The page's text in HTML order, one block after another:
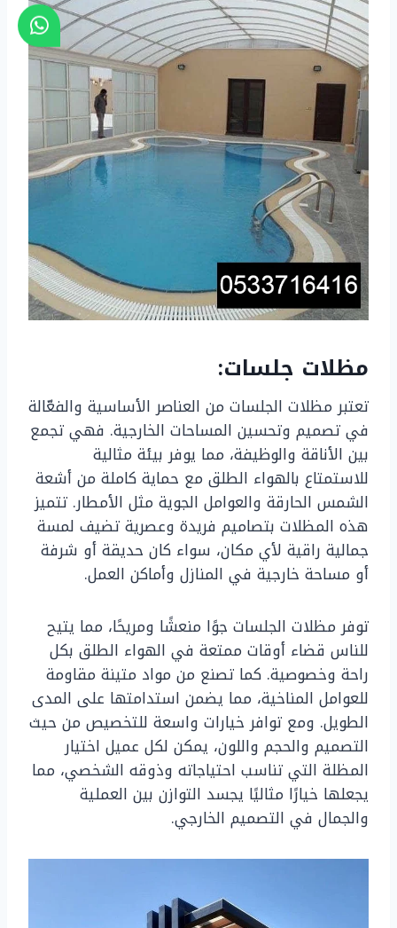
مظلات جلسات:
تعتبر مظلات الجلسات من العناصر الأساسية والفعّالة
في تصميم وتحسين المساحات الخارجية. فهي تجمع
بين الأناقة والوظيفة، مما يوفر بيئة مثالية
للاستمتاع بالهواء الطلق مع حماية كاملة من أشعة
الشمس الحارقة والعوامل الجوية مثل الأمطار. تتميز
هذه المظلات بتصاميم فريدة وعصرية تضيف لمسة
جمالية راقية لأي مكان، سواء كان حديقة أو شرفة
أو مساحة خارجية في المنازل وأماكن العمل.
توفر مظلات الجلسات جوًا منعشًا ومريحًا، مما يتيح
للناس قضاء أوقات ممتعة في الهواء الطلق بكل
راحة وخصوصية. كما تصنع من مواد متينة مقاومة
للعوامل المناخية، مما يضمن استدامتها على المدى
الطويل. ومع توافر خيارات واسعة للتخصيص من حيث
التصميم والحجم واللون، يمكن لكل عميل اختيار
المظلة التي تناسب احتياجاته وذوقه الشخصي، مما
يجعلها خيارًا مثاليًا يجسد التوازن بين العملية
والجمال في التصميم الخارجي.